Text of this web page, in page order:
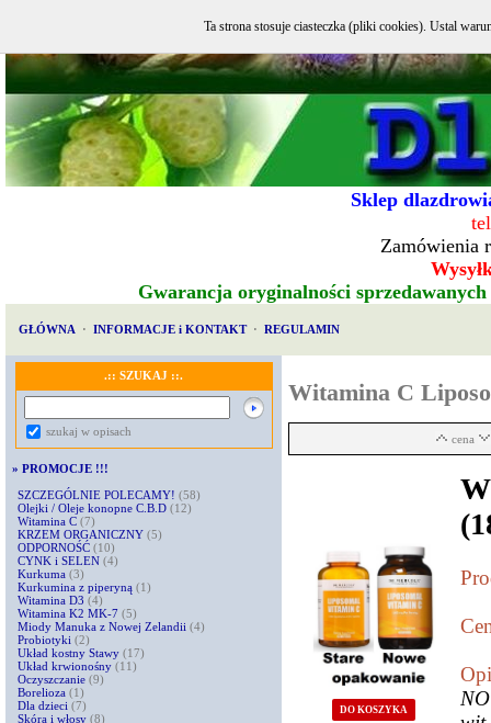
Sklep
Zamówienia
Gwarancja oryginalności
GŁÓWNA · INFORMACJE i KONTAKT · REGULAMIN
.:: SZUKAJ ::.
szukaj w opisach
» PROMOCJE !!!
SZCZEGÓLNIE POLECAMY! (58)
Olejki / Oleje konopne C.B.D (12)
Witamina C (7)
KRZEM ORGANICZNY (5)
ODPORNOŚĆ (10)
CYNK i SELEN (4)
Kurkuma (3)
Kurkumina z piperyną (1)
Witamina D3 (4)
Witamina K2 MK-7 (5)
Miody Manuka z Nowej Zelandii (4)
Probiotyki (2)
Układ kostny Stawy (17)
Układ krwionośny (11)
Oczyszczanie (9)
Borelioza (1)
Dla dzieci (7)
Skóra i włosy (8)
Witamina C
cena
DO KOSZYKA
Ta strona stosuje ciasteczka (pliki cookies). Ustal